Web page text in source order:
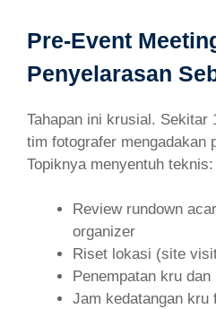
Pre-Event
Penyelarasan
Tahapan ini krusial. Sekitar
tim fotografer mengadakan
Topiknya menyentuh teknis:
Review rundown
organizer
Riset lokasi (site
Penempatan kru dan
Jam kedatangan kru